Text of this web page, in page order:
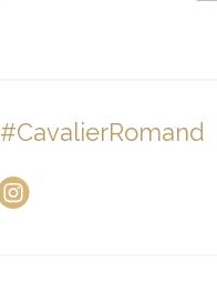
#CavalierRomand